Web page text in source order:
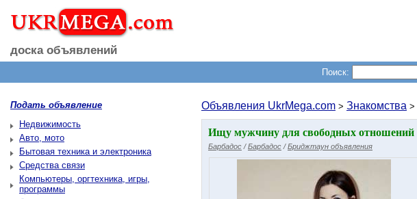
доска объявлений
Поиск:
Подать объявление
Недвижимость
Авто, мото
Бытовая техника и электроника
Средства связи
Компьютеры, оргтехника, игры,
программы
Объявления UkrMega.com > Знакомства >
Ищу мужчину для свободных отношений
Барбадос /Барбадос /Бриджтаун объявления